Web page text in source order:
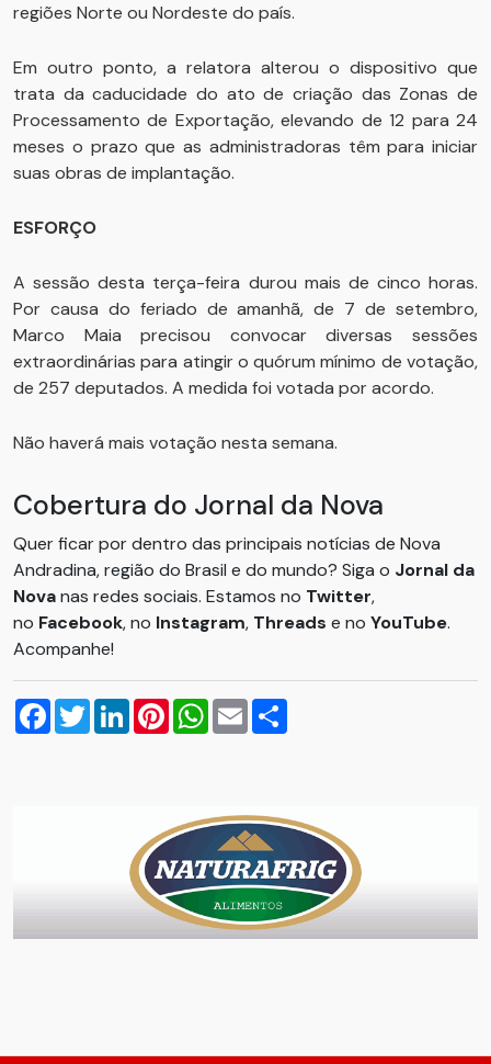
regiões Norte ou Nordeste do país.
Em outro ponto, a relatora alterou o dispositivo que
trata da caducidade do ato de criação das Zonas de
Processamento de Exportação, elevando de 12 para 24
meses o prazo que as administradoras têm para iniciar
suas obras de implantação.
ESFORÇO
A sessão desta terça-feira durou mais de cinco horas.
Por causa do feriado de amanhã, de 7 de setembro,
Marco Maia precisou convocar diversas sessões
extraordinárias para atingir o quórum mínimo de votação,
de 257 deputados. A medida foi votada por acordo.
Não haverá mais votação nesta semana.
Cobertura do Jornal da Nova
Quer ficar por dentro das principais notícias de Nova
Andradina, região do Brasil e do mundo? Siga o Jornal da
Novanas redes sociais. Estamos no Twitter,
no Facebook, no Instagram, Threads e no YouTube.
Acompanhe!
Facebook
TwitterLinkedInPinterestWhatsApp
Email